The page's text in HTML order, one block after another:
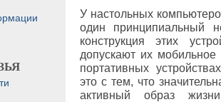
У настольных
один принципиальный
конструкция этих
допускают их
портативных
это с тем, что
активный образ